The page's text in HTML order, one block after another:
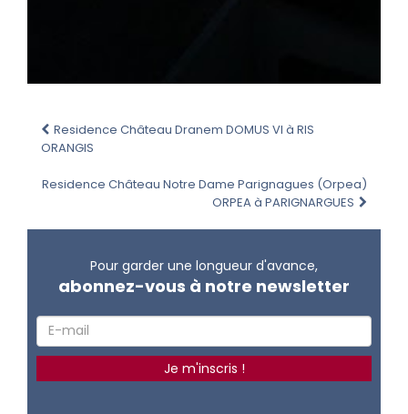
Residence Château Dranem DOMUS VI à RIS
ORANGIS
Residence Château Notre Dame Parignagues (Orpea)
ORPEA à PARIGNARGUES
Pour garder une longueur d'avance,
abonnez-vous à notre newsletter